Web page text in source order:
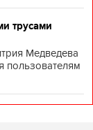
трусами
Медведева
пользователям